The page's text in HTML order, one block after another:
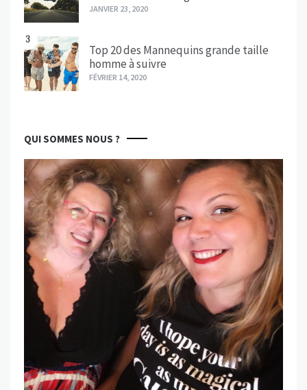
JANVIER 23, 2020
3
Top 20 des Mannequins grande taille
homme à suivre
FÉVRIER 14, 2020
QUI SOMMES NOUS ?